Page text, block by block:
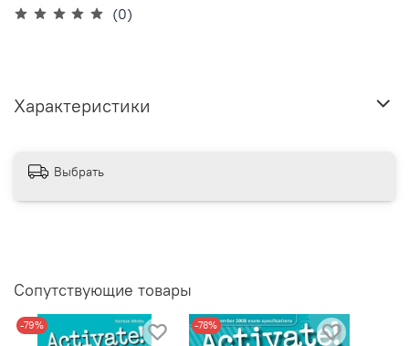
(0)
Характеристики
Выбрать
Сопутствующие товары
-79% -78%